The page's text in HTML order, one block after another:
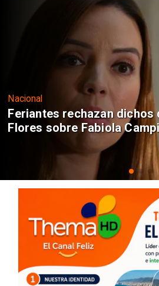
Nacional
Feriantes rechazan dichos
Flores sobre Fabiola